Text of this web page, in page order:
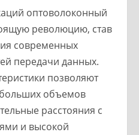
оптоволоконный
революцию, став
современных
передачи данных.
позволяют
объемов
расстояния с
и высокой